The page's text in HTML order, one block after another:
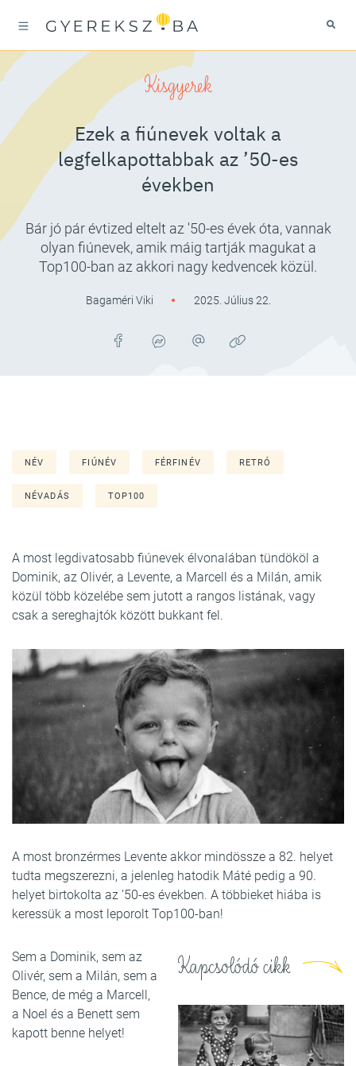
Kisgyerek
Ezek a fiúnevek voltak a
legfelkapottabbak az ’50-es
években
Bár jó pár évtized eltelt az '50-es évek óta, vannak
olyan fiúnevek, amik máig tartják magukat a
Top100-ban az akkori nagy kedvencek közül.
Bagaméri Viki 2025. Július 22.
NÉV FIÚNÉV FÉRFINÉV RETRÓ
NÉVADÁS TOP100
A most legdivatosabb fiúnevek élvonalában tündököl a
Dominik, az Olivér, a Levente, a Marcell és a Milán, amik
közül több közelébe sem jutott a rangos listának, vagy
csak a sereghajtók között bukkant fel.
A most bronzérmes Levente akkor mindössze a 82. helyet
tudta megszerezni, a jelenleg hatodik Máté pedig a 90.
helyet birtokolta az ’50-es években. A többieket hiába is
keressük a most leporolt Top100-ban!
Kapcsolódó cikk
Sem a Dominik, sem az
Olivér, sem a Milán, sem a
Bence, de még a Marcell,
a Noel és a Benett sem
kapott benne helyet!